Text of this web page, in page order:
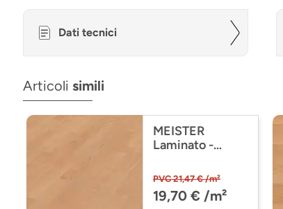
Dati tecnici
Articoli simili
MEISTER
Laminato -
LC 55 S Buche
6201 (600013-
1288198-06201)
PVC 21,47 € /m²
19,70 € /m²